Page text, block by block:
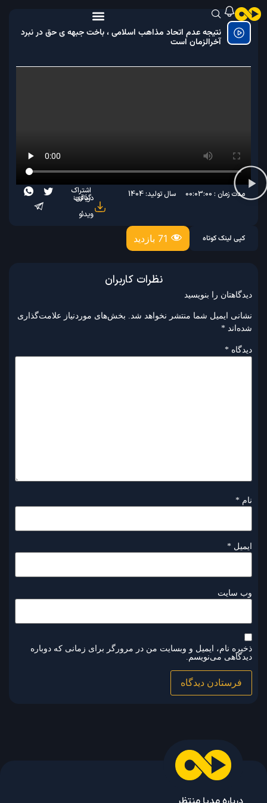
نتیجه عدم اتحاد مذاهب اسلامی ، باخت جبهه‌ ی حق در نبرد
آخرالزمان است
مدت زمان : 00:03:00 سال تولید: 1404
دریافت
ویدئو
اشتراک
گذاری:
کپی لینک کوتاه
نظرات کاربران
دیدگاهتان را بنویسید
نشانی ایمیل شما منتشر نخواهد شد. بخش‌های موردنیاز علامت‌گذاری
شده‌اند *
دیدگاه *
نام *
ایمیل *
وب‌ سایت
ذخیره نام، ایمیل و وبسایت من در مرورگر برای زمانی که دوباره
دیدگاهی می‌نویسم.